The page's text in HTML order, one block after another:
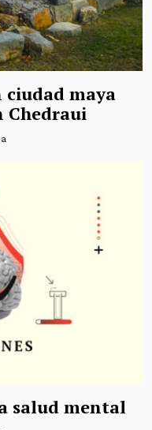
ciudad maya
Chedraui
salud mental